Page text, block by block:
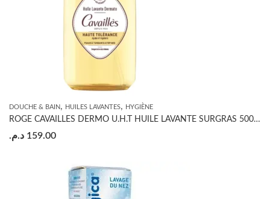
DOUCHE & BAIN, HUILES LAVANTES, HYGIÈNE
ROGE CAVAILLES DERMO U.H.T HUILE LAVANTE SURGRAS 500ML
159.00 د.م.